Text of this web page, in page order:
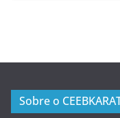
Sobre o